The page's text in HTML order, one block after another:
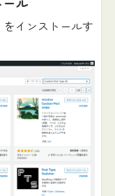
をインストールす